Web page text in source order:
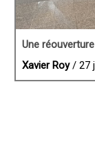
Une
Xavier Roy / 27